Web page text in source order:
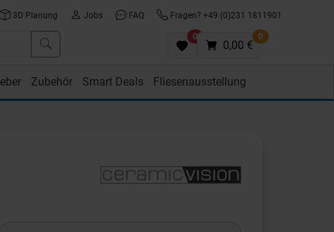
3D Planung Jobs FAQ Fragen? +49 (0)231 1811901
0 0
0,00 €
Zubehör Smart Deals Fliesenausstellung